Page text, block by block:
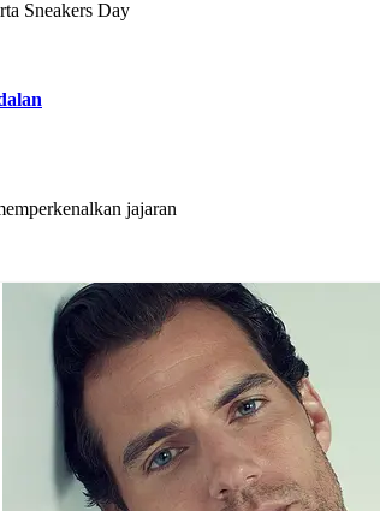
Sneakers Day
jajaran